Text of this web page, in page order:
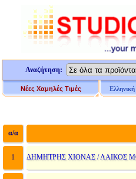
Αναζήτηση:
Νέες Χαμηλές Τιμές
α/α
1 ΔΗΜΗΤΡΗΣ ΧΙΟΝΑΣ / ΛΑΙΚΟΣ